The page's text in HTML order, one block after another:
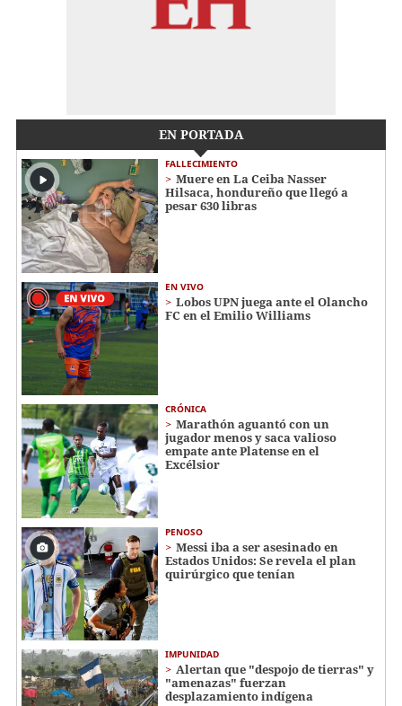
EN PORTADA
FALLECIMIENTO
Muere en La Ceiba Nasser
Hilsaca, hondureño que llegó a
pesar 630 libras
EN VIVO
Lobos UPN juega ante el Olancho
FC en el Emilio Williams
CRÓNICA
Marathón aguantó con un
jugador menos y saca valioso
empate ante Platense en el
Excélsior
PENOSO
Messi iba a ser asesinado en
Estados Unidos: Se revela el plan
quirúrgico que tenían
IMPUNIDAD
Alertan que "despojo de tierras" y
"amenazas" fuerzan
desplazamiento indígena